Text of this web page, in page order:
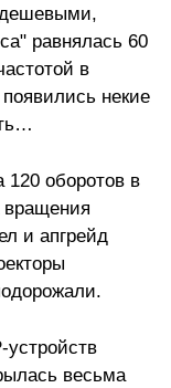
равнялась 60
в
некие
120 оборотов в
вращения
и апгрейд
устройств
весьма